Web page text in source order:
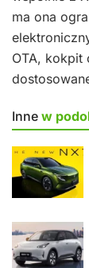
ma ona
OTA, kokpit
Inne w